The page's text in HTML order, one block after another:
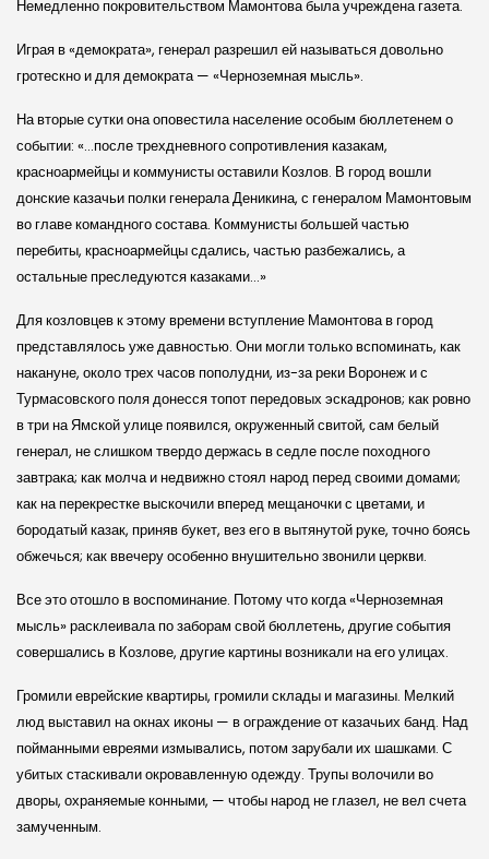
Немедленно покровительством Мамонтова была учреждена газета.
Играя в «демократа», генерал разрешил ей называться довольно
гротескно и для демократа — «Черноземная мысль».
На вторые сутки она оповестила население особым бюллетенем о
событии: «…после трехдневного сопротивления казакам,
красноармейцы и коммунисты оставили Козлов. В город вошли
донские казачьи полки генерала Деникина, с генералом Мамонтовым
во главе командного состава. Коммунисты большей частью
перебиты, красноармейцы сдались, частью разбежались, а
остальные преследуются казаками…»
Для козловцев к этому времени вступление Мамонтова в город
представлялось уже давностью. Они могли только вспоминать, как
накануне, около трех часов пополудни, из-за реки Воронеж и с
Турмасовского поля донесся топот передовых эскадронов; как ровно
в три на Ямской улице появился, окруженный свитой, сам белый
генерал, не слишком твердо держась в седле после походного
завтрака; как молча и недвижно стоял народ перед своими домами;
как на перекрестке выскочили вперед мещаночки с цветами, и
бородатый казак, приняв букет, вез его в вытянутой руке, точно боясь
обжечься; как ввечеру особенно внушительно звонили церкви.
Все это отошло в воспоминание. Потому что когда «Черноземная
мысль» расклеивала по заборам свой бюллетень, другие события
совершались в Козлове, другие картины возникали на его улицах.
Громили еврейские квартиры, громили склады и магазины. Мелкий
люд выставил на окнах иконы — в ограждение от казачьих банд. Над
пойманными евреями измывались, потом зарубали их шашками. С
убитых стаскивали окровавленную одежду. Трупы волочили во
дворы, охраняемые конными, — чтобы народ не глазел, не вел счета
замученным.